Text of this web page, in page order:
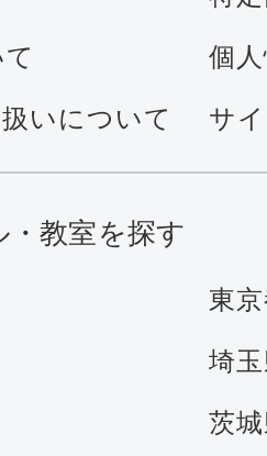
個
いについて サ
・教室を探す
東
埼
茨